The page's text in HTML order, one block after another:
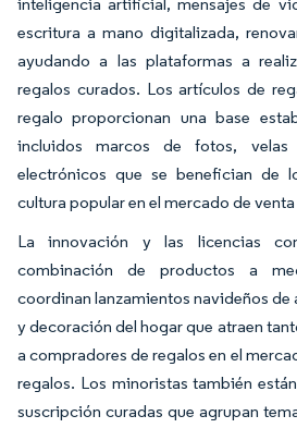
escritura a mano digitalizada,
ayudando a las plataformas a
regalos curados. Los artículos de
regalo proporcionan una base
incluidos marcos de fotos, velas
electrónicos que se benefician de
cultura popular en el mercado de
La innovación y las licencias
combinación de productos a
coordinan lanzamientos navideños
y decoración del hogar que atraen
a compradores de regalos en el
regalos. Los minoristas también
suscripción curadas que agrupan